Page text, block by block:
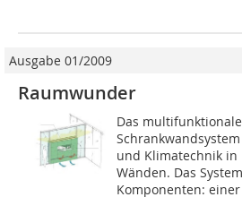
Ausgabe 01/2009
Raumwunder
Das
und Klimatechnik
Wänden. Das
Komponenten: